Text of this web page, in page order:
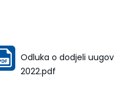
Odluka o dodjeli
2022.pdf